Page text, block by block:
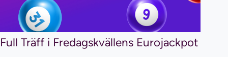
Full Träff i Fredagskvällens Eurojackpot